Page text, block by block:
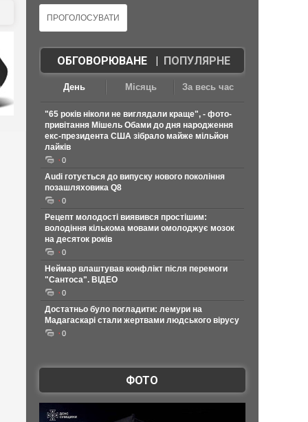
ОБГОВОРЮВАНЕ| ПОПУЛЯРНЕ
День Місяць За весь час
"65 років ніколи не виглядали краще", - фото-
привітання Мішель Обами до дня народження
екс-президента США зібрало майже мільйон
лайків
0
Audi готується до випуску нового покоління
позашляховика Q8
0
Рецепт молодості виявився простішим:
володіння кількома мовами омолоджує мозок
на десяток років
0
Неймар влаштував конфлікт після перемоги
"Сантоса". ВІДЕО
0
Достатньо було погладити: лемури на
Мадагаскарі стали жертвами людського вірусу
0
ФОТО